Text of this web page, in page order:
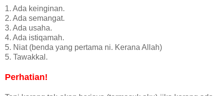
1. Ada keinginan.
2. Ada semangat.
3. Ada usaha.
4. Ada istiqamah.
5. Niat (benda yang pertama ni. Kerana Allah)
5. Tawakkal.
Perhatian!